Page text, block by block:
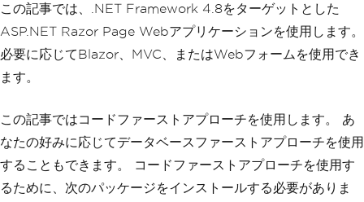
この記事では、.NET Framework 4.8をターゲットとした
ASP.NET Razor Page Webアプリケーションを使用します。
必要に応じてBlazor、MVC、またはWebフォームを使用でき
ます。
この記事ではコードファーストアプローチを使用します。 あ
なたの好みに応じてデータベースファーストアプローチを使用
することもできます。 コードファーストアプローチを使用す
るために、次のパッケージをインストールする必要がありま